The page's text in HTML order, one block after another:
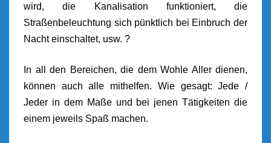
wird, die Kanalisation funktioniert, die
Straßenbeleuchtung sich pünktlich bei Einbruch der
Nacht einschaltet, usw. ?
In all den Bereichen, die dem Wohle Aller dienen,
können auch alle mithelfen. Wie gesagt: Jede /
Jeder in dem Maße und bei jenen Tätigkeiten die
einem jeweils Spaß machen.